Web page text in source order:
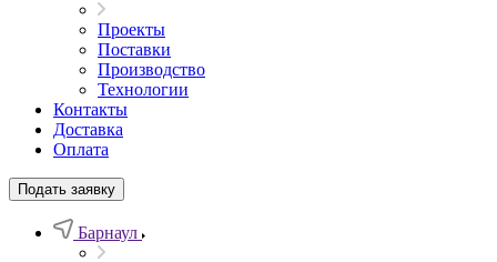
Проекты
Поставки
Производство
Технологии
Контакты
Доставка
Оплата
Подать заявку
Барнаул